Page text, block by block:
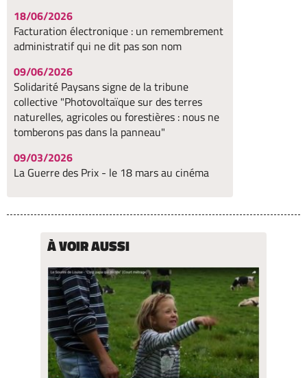
18/06/2026
Facturation électronique : un remembrement
administratif qui ne dit pas son nom
09/06/2026
Solidarité Paysans signe de la tribune
collective "Photovoltaïque sur des terres
naturelles, agricoles ou forestières : nous ne
tomberons pas dans la panneau"
09/03/2026
La Guerre des Prix - le 18 mars au cinéma
À VOIR AUSSI